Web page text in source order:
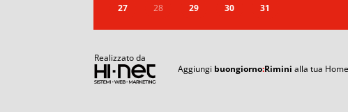
27 28 29 30 31
Realizzato da
Aggiungi buongiorno:Riminialla tua Home